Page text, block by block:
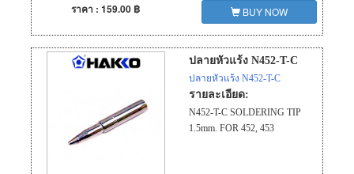
ราคา : 159.00 ฿ BUY NOW
ปลายหัวแร้ง N452-T-C
ปลายหัวแร้ง N452-T-C
รายละเอียด:
N452-T-C SOLDERING TIP
1.5mm. FOR 452, 453